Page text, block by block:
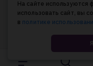
На сайте
использовать сайт, вы
в политике